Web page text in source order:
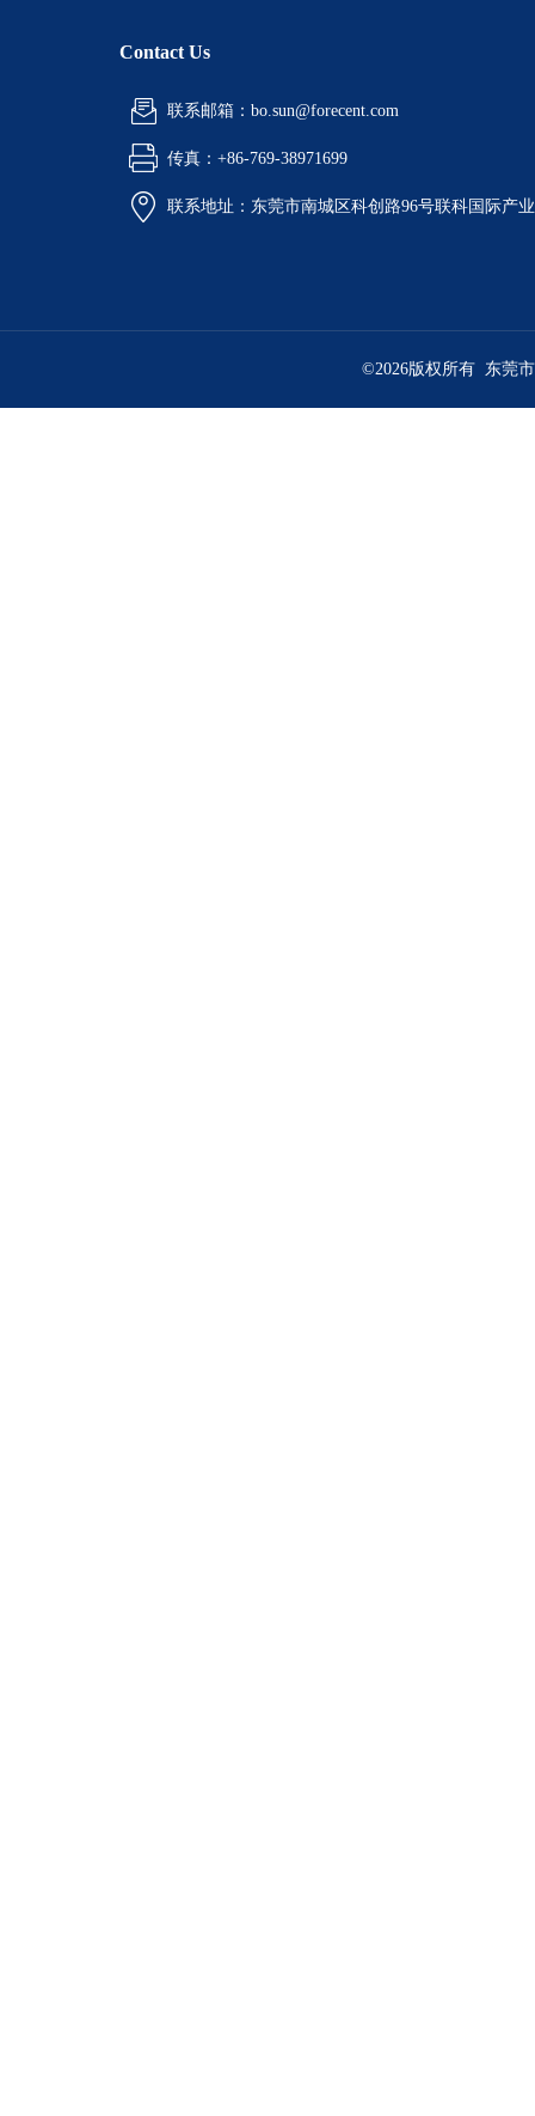
Contact Us
联系邮箱：bo.sun@forecent.com
传真：+86-769-38971699
联系地址：东莞市南城区科创路96号联科国际产
©2026版权所有 东莞